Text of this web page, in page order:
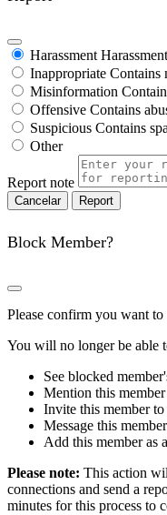
Harassment
Inappropriate Contains
Misinformation
Offensive Contains
Suspicious Contains
Other
Report note
Report
Block Member?
Please confirm you want
You will no longer be able
See blocked
Mention this
Invite this member
Message this member
Add this member as
Please note: This action
connections and send a
minutes for this process to